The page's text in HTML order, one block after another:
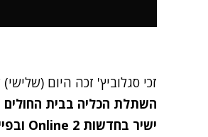
זכי סגלוביץ' זכה היום (שלישי)
השתלת הכליה בבית החולים
ישיר בחדשות 2 Online ו